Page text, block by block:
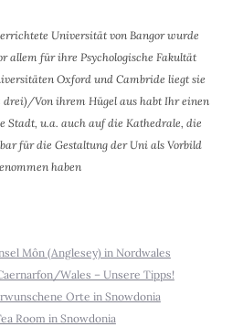
Universität von Bangor wurde
allem für ihre Psychologische Fakultät
Oxford und Cambride liegt sie
drei)/Von ihrem Hügel aus habt Ihr einen
Stadt, u.a. auch auf die Kathedrale, die
für die Gestaltung der Uni als Vorbild
haben
Môn (Anglesey) in Nordwales
Wales – Unsere Tipps!
Orte in Snowdonia
Room in Snowdonia